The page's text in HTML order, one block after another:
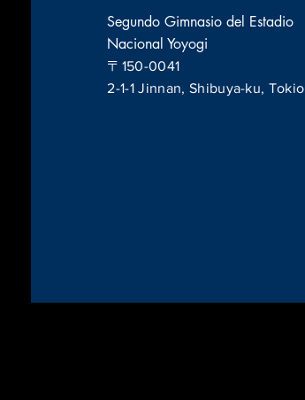
Segundo Gimnasio del Estadio
Nacional Yoyogi
〒150-0041
2-1-1 Jinnan, Shibuya-ku, Tokio